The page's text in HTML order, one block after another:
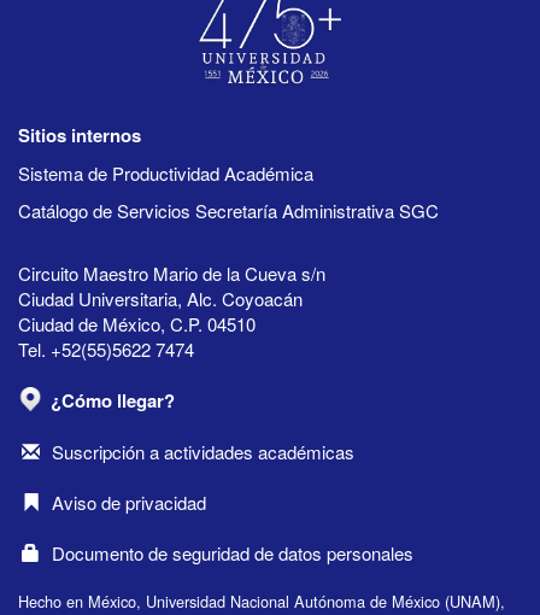
Sitios internos
Sistema de Productividad Académica
Catálogo de Servicios Secretaría Administrativa SGC
Circuito Maestro Mario de la Cueva s/n
Ciudad Universitaria, Alc. Coyoacán
Ciudad de México, C.P. 04510
Tel. +52(55)5622 7474
¿Cómo llegar?
Suscripción a actividades académicas
Aviso de privacidad
Documento de seguridad de datos personales
Hecho en México, Universidad Nacional Autónoma de México (UNAM),